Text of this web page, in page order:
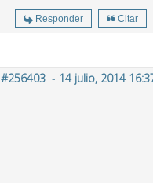
Responder Citar
#256403 - 14 julio, 2014